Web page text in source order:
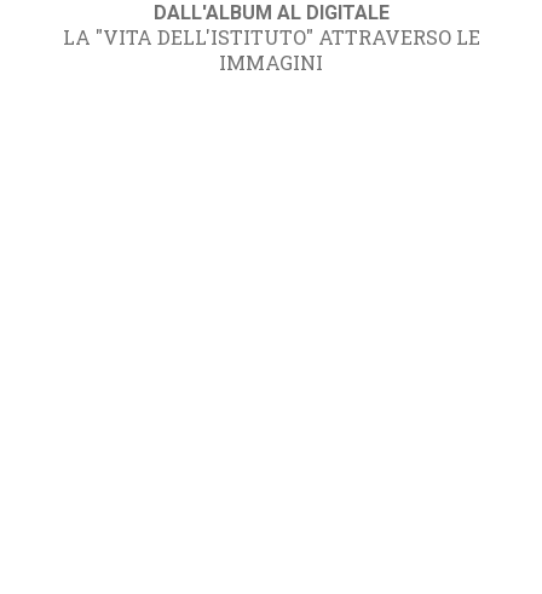
DALL'ALBUM AL DIGITALE
LA "VITA DELL'ISTITUTO" ATTRAVERSO LE
IMMAGINI